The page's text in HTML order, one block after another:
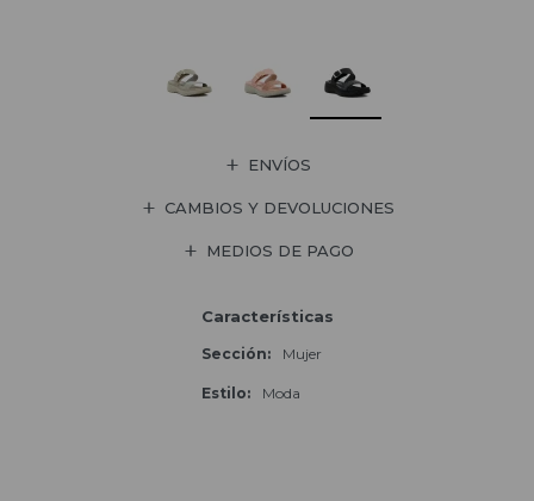
ENVÍOS
CAMBIOS Y DEVOLUCIONES
MEDIOS DE PAGO
Características
Sección Mujer
Estilo Moda